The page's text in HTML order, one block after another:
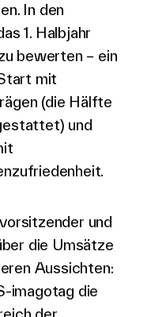
In den
1. Halbjahr
bewerten – ein
mit
(die Hälfte
und
und
die Umsätze
Aussichten:
imagotag die